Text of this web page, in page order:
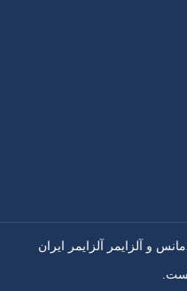
و آلزایمر آلزایمر ایران